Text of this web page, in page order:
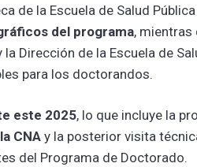
de la Escuela de Salud Pública
del programa, mientras
Dirección de la Escuela de
para los doctorandos.
este 2025, lo que incluye la
CNA y la posterior visita
del Programa de Doctorado.